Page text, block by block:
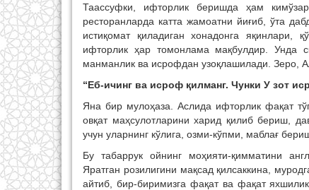
Таассуфки, ифторлик беришда ҳам
ресторанларда катта жамоатни йиғиб, ўта
истиқомат қиладиган хонадонга яқинлари,
ифторлик ҳар томонлама мақбулдир. Унда
манманлик ва исрофдан узоқлашилади. Зеро,
“Еб-ичинг ва исроф қилманг. Чунки У зот
Яна бир мулоҳаза. Аслида ифторлик фақат
овқат маҳсулотларини харид қилиб бериш,
учун уларнинг кўлига, озми-кўпми, маблағ
Бу табаррук ойнинг моҳияти-қимматини
Яратган розилигини мақсад қилсаккина,
айтиб, бир-биримизга фақат ва фақат